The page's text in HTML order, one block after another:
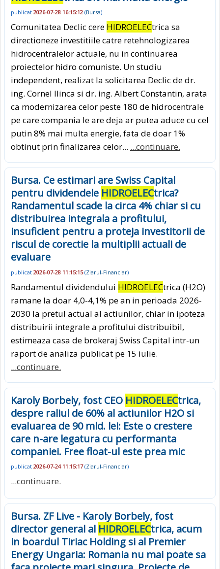
publicat 2026-07-28 16:15:12 (Bursa)
Comunitatea Declic cere HIDROELECtrica sa
directioneze investitiile catre retehnologizarea
hidrocentralelor actuale, nu in continuarea
proiectelor hidro comuniste. Un studiu
independent, realizat la solicitarea Declic de dr.
ing. Cornel Ilinca si dr. ing. Albert Constantin, arata
ca modernizarea celor peste 180 de hidrocentrale
pe care compania le are deja ar putea aduce cu cel
putin 8% mai multa energie, fata de doar 1%
obtinut prin finalizarea celor... ...continuare.
Bursa. Ce estimari are Swiss Capital
pentru dividendele HIDROELECtrica?
Randamentul scade la circa 4% chiar si cu
distribuirea integrala a profitului,
insuficient pentru a proteja investitorii de
riscul de corectie la multiplii actuali de
evaluare
publicat 2026-07-28 11:15:15(Ziarul-Financiar)
Randamentul dividendului HIDROELECtrica (H2O)
ramane la doar 4,0-4,1% pe an in perioada 2026-
2030 la pretul actual al actiunilor, chiar in ipoteza
distribuirii integrale a profitului distribuibil,
estimeaza casa de brokeraj Swiss Capital intr-un
raport de analiza publicat pe 15 iulie.
...continuare.
Karoly Borbely, fost CEO HIDROELECtrica,
despre raliul de 60% al actiunilor H2O si
evaluarea de 90 mld. lei: Este o crestere
care n-are legatura cu performanta
companiei. Free float-ul este prea mic
publicat 2026-07-24 11:15:17(Ziarul-Financiar)
...continuare.
Bursa. ZF Live - Karoly Borbely, fost
director general al HIDROELECtrica, acum
in boardul Tiriac Holding si al Premier
Energy Ungaria: Romania nu mai poate sa